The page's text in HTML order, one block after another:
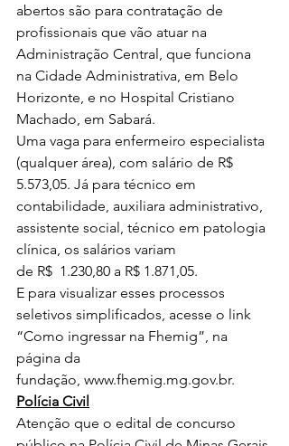
abertos são para contratação de
profissionais que vão atuar na
Administração Central, que funciona
na Cidade Administrativa, em Belo
Horizonte, e no Hospital Cristiano
Machado, em Sabará.
Uma vaga para enfermeiro especialista
(qualquer área), com salário de R$
5.573,05. Já para técnico em
contabilidade, auxiliara administrativo,
assistente social, técnico em patologia
clínica, os salários variam
de R$  1.230,80 a R$ 1.871,05.
E para visualizar esses processos
seletivos simplificados, acesse o link
“Como ingressar na Fhemig”, na
página da
fundação, www.fhemig.mg.gov.br.
Polícia Civil
Atenção que o edital de concurso